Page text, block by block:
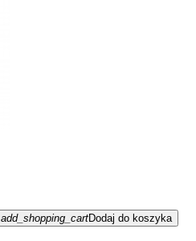
add_shopping_cartDodaj do koszyka